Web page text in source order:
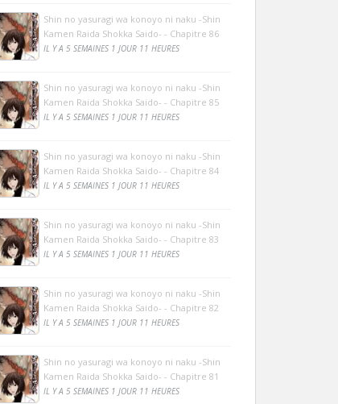
Shin no yasuragi wa konoyo ni naku -Shin
Kamen Raida Shokka Saido- - Chapitre 86
IL Y A 5 SEMAINES 1 JOUR 11 HEURES
Shin no yasuragi wa konoyo ni naku -Shin
Kamen Raida Shokka Saido- - Chapitre 85
IL Y A 5 SEMAINES 1 JOUR 11 HEURES
Shin no yasuragi wa konoyo ni naku -Shin
Kamen Raida Shokka Saido- - Chapitre 84
IL Y A 5 SEMAINES 1 JOUR 11 HEURES
Shin no yasuragi wa konoyo ni naku -Shin
Kamen Raida Shokka Saido- - Chapitre 83
IL Y A 5 SEMAINES 1 JOUR 11 HEURES
Shin no yasuragi wa konoyo ni naku -Shin
Kamen Raida Shokka Saido- - Chapitre 82
IL Y A 5 SEMAINES 1 JOUR 11 HEURES
Shin no yasuragi wa konoyo ni naku -Shin
Kamen Raida Shokka Saido- - Chapitre 81
IL Y A 5 SEMAINES 1 JOUR 11 HEURES